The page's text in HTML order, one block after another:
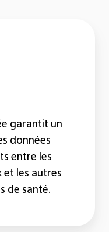
garantit un
données
entre les
et les autres
de santé.